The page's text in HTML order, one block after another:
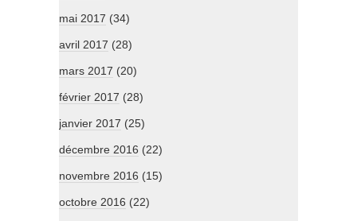
mai 2017 (34)
avril 2017 (28)
mars 2017 (20)
février 2017 (28)
janvier 2017 (25)
décembre 2016 (22)
novembre 2016 (15)
octobre 2016 (22)